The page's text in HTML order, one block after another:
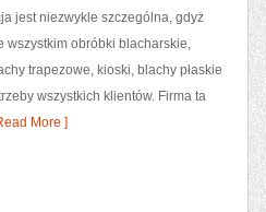
jest niezwykle szczególna, gdyż
wszystkim obróbki blacharskie,
trapezowe, kioski, blachy płaskie
wszystkich klientów. Firma ta
More ]